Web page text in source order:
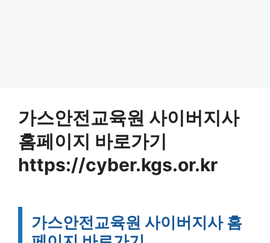
가스안전교육원 사이버지사
홈페이지 바로가기
https://cyber.kgs.or.kr
가스안전교육원 사이버지사 홈